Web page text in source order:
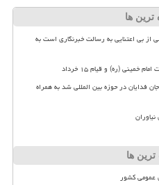
ترین ها
از بی اعتنایی به رسالت خبرنگاری است به
(ره) و قیام ۱۵ خرداد
فدایان در حوزه بین المللی شد به همراه
ها
عمومی کشور